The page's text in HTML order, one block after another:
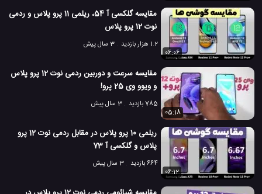
# تست سرعت موبایل # گلکسی نوت 10 سامسونگ
# مقایسه دوربین گوشی همراه مقایسه دوربین موبایل
# نوت 10 پلاس # هواوی P30 پرو
9.4 هزار بازدید
7 سال پیش تکنولوژی موبایل ویدئو ویدئو های
مقایسه گلکسی آ 54، ریلمی 11 پرو پلاس و ردمی
نوت 12 پرو پلاس
1.2 هزار بازدید
3 سال پیش
06:06
مقایسه سرعت و دوربین ردمی نوت 12 پرو پلاس
و ویوو وی 25 پرو!
785 بازدید
3 سال پیش
05:18
ریلمی 10 پرو پلاس در مقابل ردمی نوت 12 پرو
پلاس و گلکسی آ 73
664 بازدید
3 سال پیش
06:12